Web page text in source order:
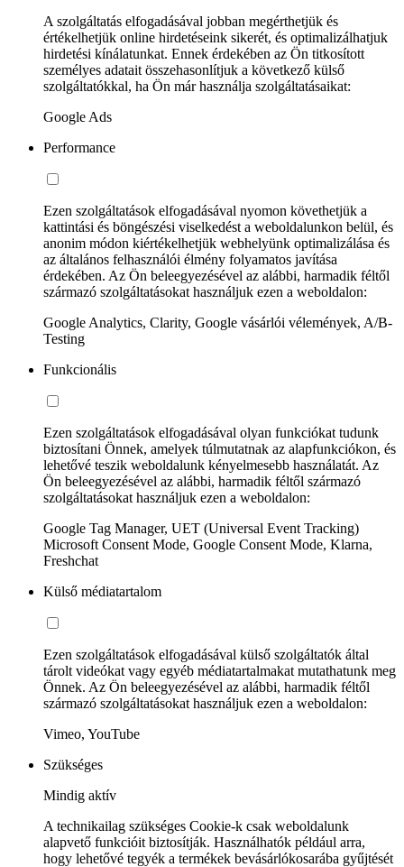
A szolgáltatás elfogadásával jobban megérthetjük és
értékelhetjük online hirdetéseink sikerét, és optimalizálhatjuk
hirdetési kínálatunkat. Ennek érdekében az Ön titkosított
személyes adatait összehasonlítjuk a következő külső
szolgáltatókkal, ha Ön már használja szolgáltatásaikat:
Google Ads
Performance
Ezen szolgáltatások elfogadásával nyomon követhetjük a
kattintási és böngészési viselkedést a weboldalunkon belül, és
anonim módon kiértékelhetjük webhelyünk optimalizálása és
az általános felhasználói élmény folyamatos javítása
érdekében. Az Ön beleegyezésével az alábbi, harmadik féltől
származó szolgáltatásokat használjuk ezen a weboldalon:
Google Analytics, Clarity, Google vásárlói vélemények, A/B-
Testing
Funkcionális
Ezen szolgáltatások elfogadásával olyan funkciókat tudunk
biztosítani Önnek, amelyek túlmutatnak az alapfunkciókon, és
lehetővé teszik weboldalunk kényelmesebb használatát. Az
Ön beleegyezésével az alábbi, harmadik féltől származó
szolgáltatásokat használjuk ezen a weboldalon:
Google Tag Manager, UET (Universal Event Tracking)
Microsoft Consent Mode, Google Consent Mode, Klarna,
Freshchat
Külső médiatartalom
Ezen szolgáltatások elfogadásával külső szolgáltatók által
tárolt videókat vagy egyéb médiatartalmakat mutathatunk meg
Önnek. Az Ön beleegyezésével az alábbi, harmadik féltől
származó szolgáltatásokat használjuk ezen a weboldalon:
Vimeo, YouTube
Szükséges
Mindig aktív
A technikailag szükséges Cookie-k csak weboldalunk
alapvető funkcióit biztosítják. Használhatók például arra,
hogy lehetővé tegyék a termékek bevásárlókosarába gyűjtését